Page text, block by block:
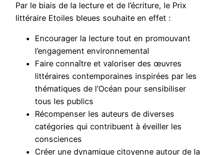
Par le biais de la lecture et de l’écriture, le Prix
littéraire Etoiles bleues souhaite en effet :
Encourager la lecture tout en promouvant
l’engagement environnemental
Faire connaître et valoriser des œuvres
littéraires contemporaines inspirées par les
thématiques de l’Océan pour sensibiliser
tous les publics
Récompenser les auteurs de diverses
catégories qui contribuent à éveiller les
consciences
Créer une dynamique citoyenne autour de la